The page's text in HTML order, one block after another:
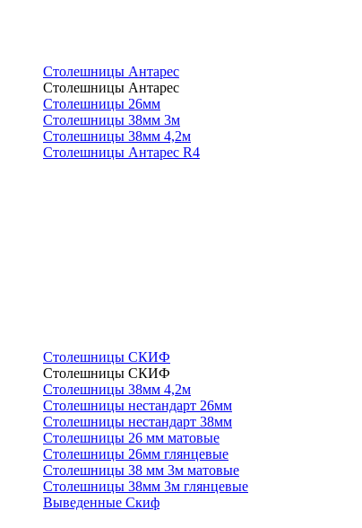
Столешницы Антарес
Столешницы Антарес
Столешницы 26мм
Столешницы 38мм 3м
Столешницы 38мм 4,2м
Столешницы Антарес R4
Столешницы СКИФ
Столешницы СКИФ
Столешницы 38мм 4,2м
Столешницы нестандарт 26мм
Столешницы нестандарт 38мм
Столешницы 26 мм матовые
Столешницы 26мм глянцевые
Столешницы 38 мм 3м матовые
Столешницы 38мм 3м глянцевые
Выведенные Скиф